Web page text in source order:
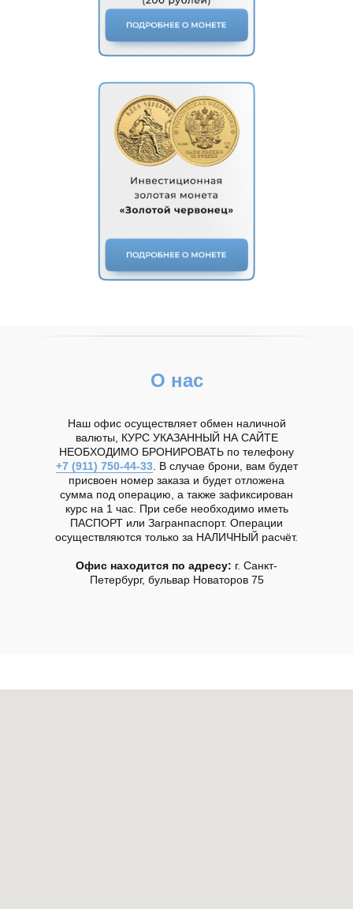
О нас
Наш офис осуществляет обмен наличной
валюты, КУРС УКАЗАННЫЙ НА САЙТЕ
НЕОБХОДИМО БРОНИРОВАТЬ по телефону
+7 (911) 750-44-33. В случае брони, вам будет
присвоен номер заказа и будет отложена
сумма под операцию, а также зафиксирован
курс на 1 час. При себе необходимо иметь
ПАСПОРТ или Загранпаспорт. Операции
осуществляются только за НАЛИЧНЫЙ расчёт.
Офис находится по адресу: г. Санкт-
Петербург, бульвар Новаторов 75